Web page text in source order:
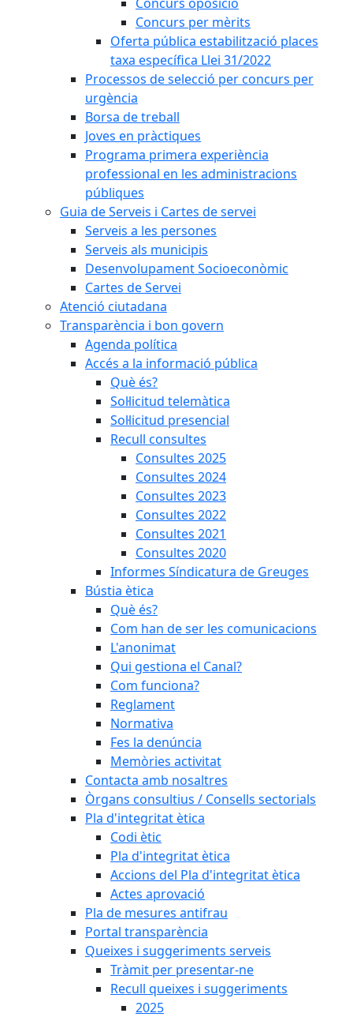
Concurs per mèrits
Oferta pública estabilització places
taxa específica Llei 31/2022
Processos de selecció per concurs per
urgència
Borsa de treball
Joves en pràctiques
Programa primera experiència
professional en les administracions
públiques
Guia de Serveis i Cartes de servei
Serveis a les persones
Serveis als municipis
Desenvolupament Socioeconòmic
Cartes de Servei
Atenció ciutadana
Transparència i bon govern
Agenda política
Accés a la informació pública
Què és?
Sol·licitud telemàtica
Sol·licitud presencial
Recull consultes
Consultes 2025
Consultes 2024
Consultes 2023
Consultes 2022
Consultes 2021
Consultes 2020
Informes Síndicatura de Greuges
Bústia ètica
Què és?
Com han de ser les comunicacions
L'anonimat
Qui gestiona el Canal?
Com funciona?
Reglament
Normativa
Fes la denúncia
Memòries activitat
Contacta amb nosaltres
Òrgans consultius / Consells sectorials
Pla d'integritat ètica
Codi ètic
Pla d'integritat ètica
Accions del Pla d'integritat ètica
Actes aprovació
Pla de mesures antifrau
Portal transparència
Queixes i suggeriments serveis
Tràmit per presentar-ne
Recull queixes i suggeriments
2025